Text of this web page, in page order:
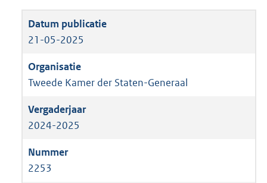
21-05-2025
Tweede Kamer der Staten-Generaal
2024-2025
2253